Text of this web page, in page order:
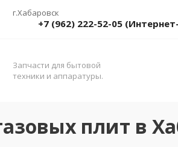
г.Хабаровск
+7 (962) 222-52-05
Запчасти для бытовой
техники и аппаратуры.
плит в